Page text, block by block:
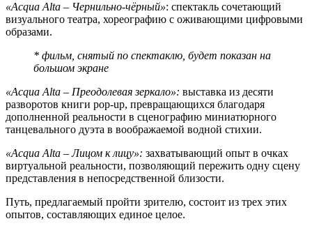
«Acqua Alta – Чернильно-чёрный»: спектакль сочетающий
визуального театра, хореографию с оживающими цифровыми
образами.
* фильм, снятый по спектаклю, будет показан на
большом экране
«Acqua Alta – Преодолевая зеркало»: выставка из десяти
разворотов книги pop-up, превращающихся благодаря
дополненной реальности в сценографию миниатюрного
танцевального дуэта в воображаемой водной стихии.
«Acqua Alta – Лицом к лицу»: захватывающий опыт в очках
виртуальной реальности, позволяющий пережить одну сцену
представления в непосредственной близости.
Путь, предлагаемый пройти зрителю, состоит из трех этих
опытов, составляющих единое целое.